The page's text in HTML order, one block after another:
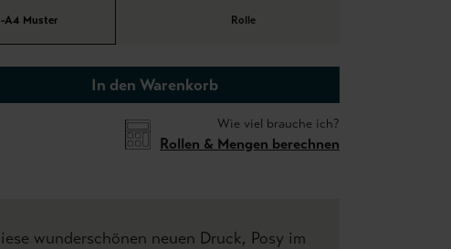
A4 Muster Rolle
In den Warenkorb
Wie viel brauche ich?
Rollen & Mengen berechnen
wunderschönen neuen Druck, Posy im